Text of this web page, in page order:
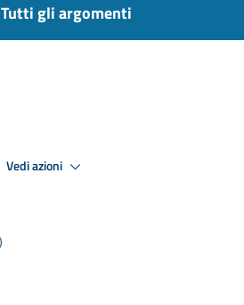
Tutti gli argomenti
Vedi azioni